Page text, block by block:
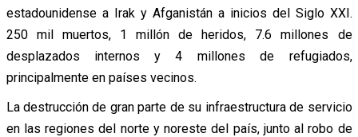
estadounidense a Irak y Afganistán a inicios del Siglo XXI.
250 mil muertos, 1 millón de heridos, 7.6 millones de
desplazados internos y 4 millones de refugiados,
principalmente en países vecinos.
La destrucción de gran parte de su infraestructura de servicio
en las regiones del norte y noreste del país, junto al robo de